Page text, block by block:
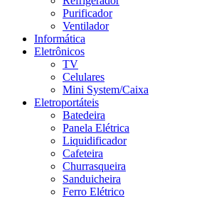
Purificador
Ventilador
Informática
Eletrônicos
TV
Celulares
Mini System/Caixa
Eletroportáteis
Batedeira
Panela Elétrica
Liquidificador
Cafeteira
Churrasqueira
Sanduicheira
Ferro Elétrico